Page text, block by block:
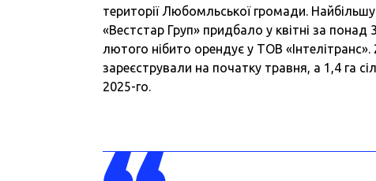
території Любомльської громади.
«Вестстар Груп» придбало у квітні за
лютого нібито орендує у ТОВ
зареєстрували на початку травня, а 1,4 га
2025-го.